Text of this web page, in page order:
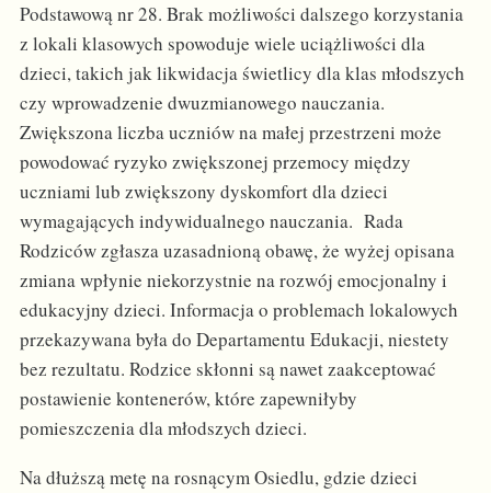
Podstawową nr 28. Brak możliwości dalszego korzystania
z lokali klasowych spowoduje wiele uciążliwości dla
dzieci, takich jak likwidacja świetlicy dla klas młodszych
czy wprowadzenie dwuzmianowego nauczania.
Zwiększona liczba uczniów na małej przestrzeni może
powodować ryzyko zwiększonej przemocy między
uczniami lub zwiększony dyskomfort dla dzieci
wymagających indywidualnego nauczania. Rada
Rodziców zgłasza uzasadnioną obawę, że wyżej opisana
zmiana wpłynie niekorzystnie na rozwój emocjonalny i
edukacyjny dzieci. Informacja o problemach lokalowych
przekazywana była do Departamentu Edukacji, niestety
bez rezultatu. Rodzice skłonni są nawet zaakceptować
postawienie kontenerów, które zapewniłyby
pomieszczenia dla młodszych dzieci.
Na dłuższą metę na rosnącym Osiedlu, gdzie dzieci